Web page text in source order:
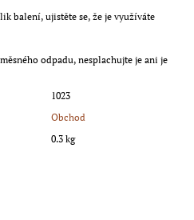
balení, ujistěte se, že je využíváte
odpadu, nesplachujte je ani je
1023
Obchod
0.3 kg